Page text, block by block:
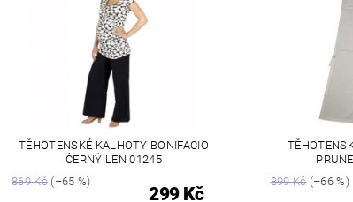
TĚHOTENSKÉ KALHOTY BONIFACIO
ČERNÝ LEN 01245
869 Kč(–65 %)
299 Kč
899 Kč(–66 %)